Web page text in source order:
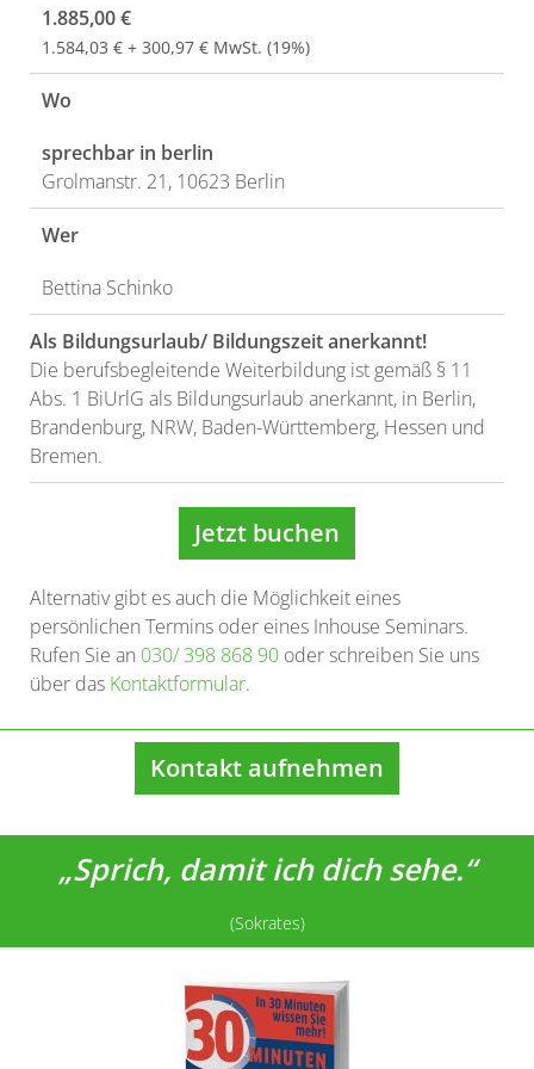
1.885,00 €
1.584,03 € + 300,97 € MwSt. (19%)
Wo
sprechbar in berlin
Grolmanstr. 21, 10623 Berlin
Wer
Bettina Schinko
Als Bildungsurlaub/ Bildungszeit anerkannt!
Die berufsbegleitende Weiterbildung ist gemäß § 11
Abs. 1 BiUrlG als Bildungsurlaub anerkannt, in Berlin,
Brandenburg, NRW, Baden-Württemberg, Hessen und
Bremen.
Jetzt buchen
Alternativ gibt es auch die Möglichkeit eines
persönlichen Termins oder eines Inhouse Seminars.
Rufen Sie an 030/ 398 868 90 oder schreiben Sie uns
über das Kontaktformular.
Kontakt aufnehmen
„Sprich, damit ich dich sehe.“
(Sokrates)